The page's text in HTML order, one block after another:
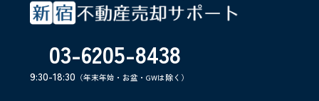
03-6205-8438
9:30-18:30 （年末年始・お盆・GWは除く）